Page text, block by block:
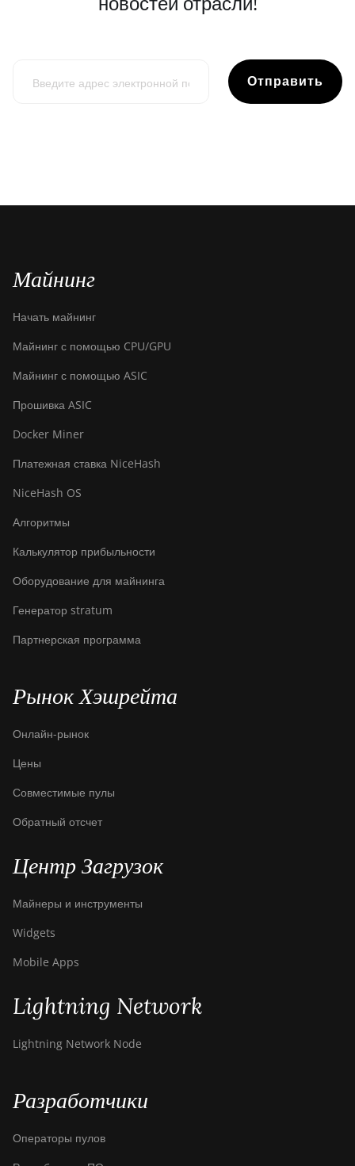
Отправить
Майнинг
Начать майнинг
Майнинг с помощью CPU/GPU
Майнинг с помощью ASIC
Прошивка ASIC
Docker Miner
Платежная ставка NiceHash
NiceHash OS
Алгоритмы
Калькулятор прибыльности
Оборудование для майнинга
Генератор stratum
Партнерская программа
Рынок Хэшрейта
Онлайн-рынок
Цены
Совместимые пулы
Обратный отсчет
Центр Загрузок
Майнеры и инструменты
Widgets
Mobile Apps
Lightning Network
Lightning Network Node
Разработчики
Операторы пулов